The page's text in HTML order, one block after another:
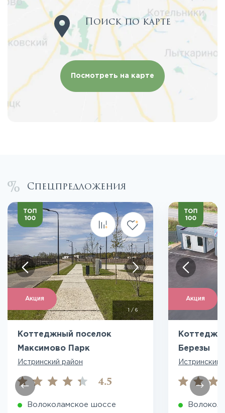
Поиск по карте
Посмотреть на карте
Спецпредложения
Акция
1 / 6
Коттеджный поселок
Максимово Парк
Истринский район
4.5
Волоколамское шоссе
Акция
Березы
Истринский